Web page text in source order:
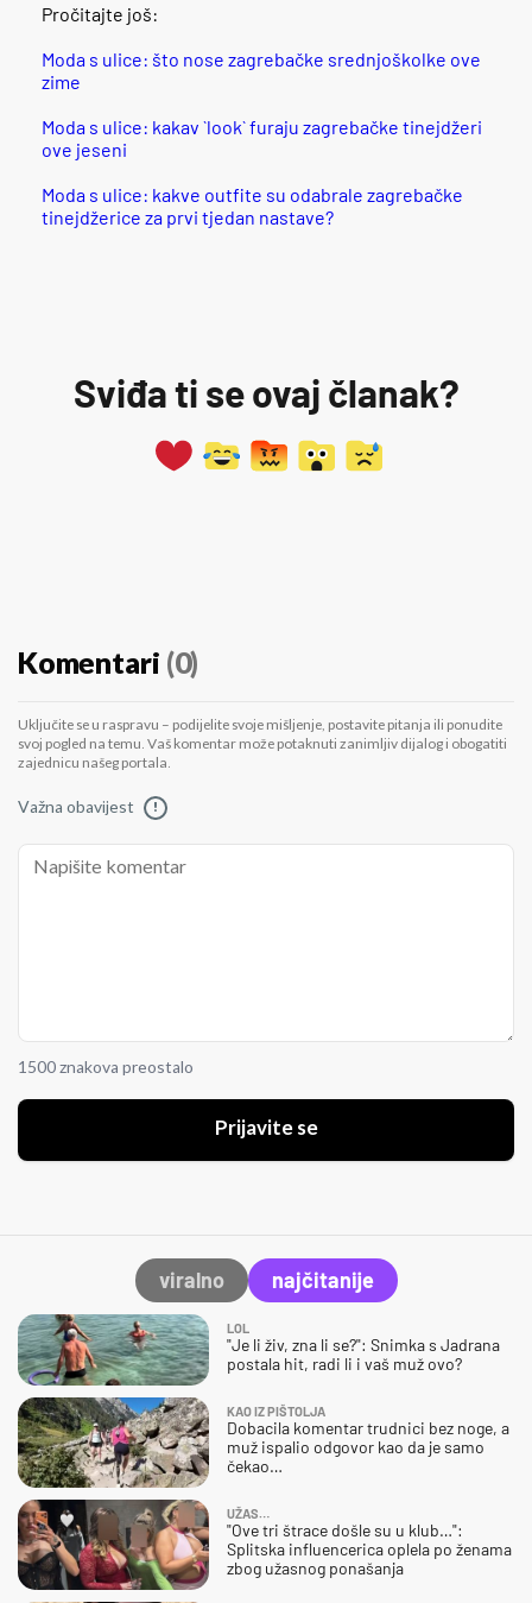
Pročitajte još:
Moda s ulice: što nose zagrebačke srednjoškolke ove
zime
Moda s ulice: kakav `look` furaju zagrebačke tinejdžeri
ove jeseni
Moda s ulice: kakve outfite su odabrale zagrebačke
tinejdžerice za prvi tjedan nastave?
Sviđa ti se ovaj članak?
Komentari (0)
Uključite se u raspravu – podijelite svoje mišljenje, postavite pitanja ili ponudite
svoj pogled na temu. Vaš komentar može potaknuti zanimljiv dijalog i obogatiti
zajednicu našeg portala.
Važna obavijest !
1500 znakova preostalo
Prijavite se
viralno najčitanije
LOL
"Je li živ, zna li se?": Snimka s Jadrana
postala hit, radi li i vaš muž ovo?
KAO IZ PIŠTOLJA
Dobacila komentar trudnici bez noge, a
muž ispalio odgovor kao da je samo
čekao…
UŽAS…
"Ove tri štrace došle su u klub…":
Splitska influencerica oplela po ženama
zbog užasnog ponašanja